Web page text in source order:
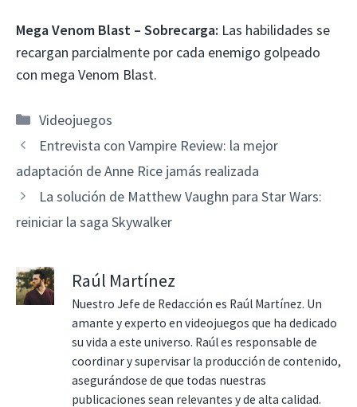
Mega Venom Blast – Sobrecarga: Las habilidades se
recargan parcialmente por cada enemigo golpeado
con mega Venom Blast.
Categorías
Videojuegos
Entrevista con Vampire Review: la mejor
adaptación de Anne Rice jamás realizada
La solución de Matthew Vaughn para Star Wars:
reiniciar la saga Skywalker
Raúl Martínez
Nuestro Jefe de Redacción es Raúl Martínez. Un
amante y experto en videojuegos que ha dedicado
su vida a este universo. Raúl es responsable de
coordinar y supervisar la producción de contenido,
asegurándose de que todas nuestras
publicaciones sean relevantes y de alta calidad.